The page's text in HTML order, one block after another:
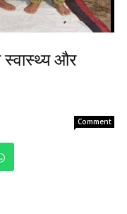
स्वास्थ्य और
Comment